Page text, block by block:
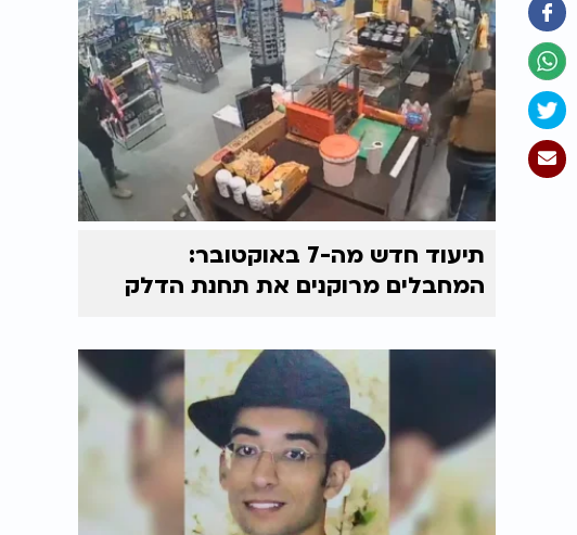
תיעוד חדש מה-7 באוקטובר:
המחבלים מרוקנים את תחנת הדלק